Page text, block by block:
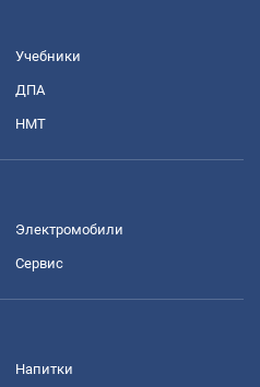
Учебники
ДПА
НМТ
Электромобили
Сервис
Напитки